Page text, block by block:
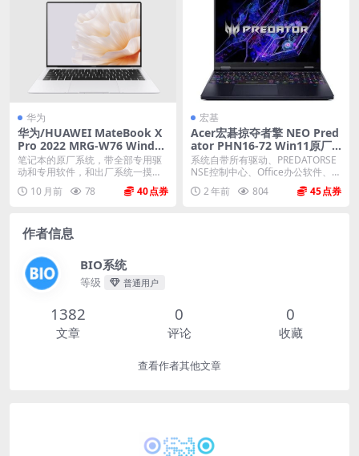
华为
华为/HUAWEI MateBook X
Pro 2022 MRG-W76 Windo
ws 11家庭版 原厂oem系统
笔记本的原厂系统，带全部专用驱
动和专用软件，和出厂系统一摸一
样。不带一键还原功能...
10 月前 78 40
宏基
Acer宏碁掠夺者擎 NEO Pred
ator PHN16-72 Win11原厂o
em系统 工厂模式 恢复出厂系
统
系统自带所有驱动、PREDATORSE
NSE控制中心、Office办公软件、出
厂...
2 年前 804 45
作者信息
BIO系统
等级 普通用户
1382
文章
0
评论
0
收藏
查看作者其他文章